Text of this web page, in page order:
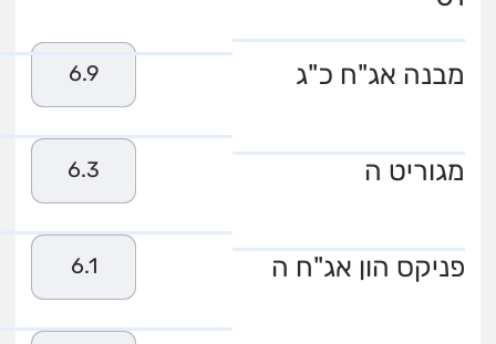
מבנה אג"ח כ"ג 6.9
מגוריט ה 6.3
פניקס הון אג"ח ה 6.1